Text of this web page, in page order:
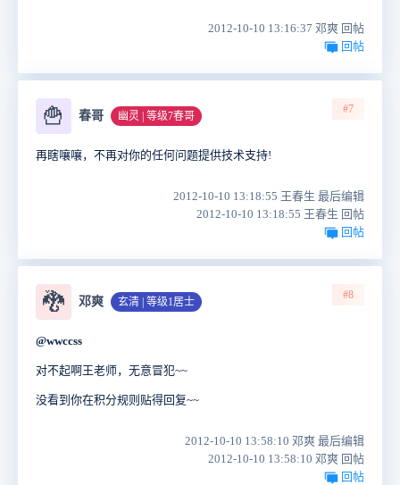
2012-10-10 13:16:37 邓爽 回帖
回帖
🍟 春哥 幽灵 | 等级7春哥
#7
再瞎嚷嚷，不再对你的任何问题提供技术支持!
2012-10-10 13:18:55 王春生 最后编辑
2012-10-10 13:18:55 王春生 回帖
回帖
🐉 邓爽 玄清 | 等级1居士
#8
@wwccss
对不起啊王老师，无意冒犯~~
没看到你在积分规则贴得回复~~
2012-10-10 13:58:10 邓爽 最后编辑
2012-10-10 13:58:10 邓爽 回帖
回帖